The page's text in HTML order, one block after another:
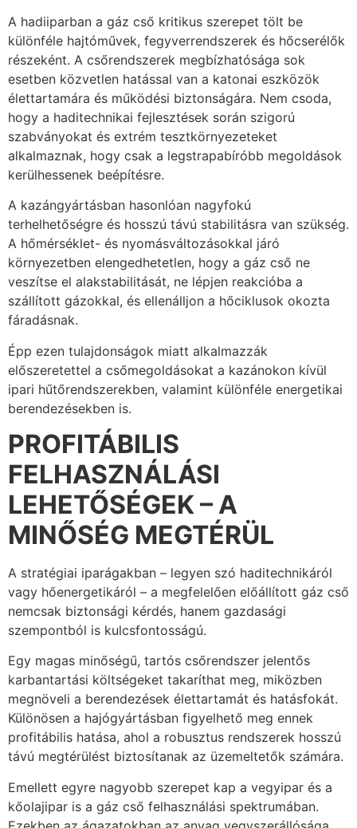
A hadiiparban a gáz cső kritikus szerepet tölt be
különféle hajtóművek, fegyverrendszerek és hőcserélők
részeként. A csőrendszerek megbízhatósága sok
esetben közvetlen hatással van a katonai eszközök
élettartamára és működési biztonságára. Nem csoda,
hogy a haditechnikai fejlesztések során szigorú
szabványokat és extrém tesztkörnyezeteket
alkalmaznak, hogy csak a legstrapabíróbb megoldások
kerülhessenek beépítésre.
A kazángyártásban hasonlóan nagyfokú
terhelhetőségre és hosszú távú stabilitásra van szükség.
A hőmérséklet- és nyomásváltozásokkal járó
környezetben elengedhetetlen, hogy a gáz cső ne
veszítse el alakstabilitását, ne lépjen reakcióba a
szállított gázokkal, és ellenálljon a hőciklusok okozta
fáradásnak.
Épp ezen tulajdonságok miatt alkalmazzák
előszeretettel a csőmegoldásokat a kazánokon kívül
ipari hűtőrendszerekben, valamint különféle energetikai
berendezésekben is.
PROFITÁBILIS
FELHASZNÁLÁSI
LEHETŐSÉGEK – A
MINŐSÉG MEGTÉRÜL
A stratégiai iparágakban – legyen szó haditechnikáról
vagy hőenergetikáról – a megfelelően előállított gáz cső
nemcsak biztonsági kérdés, hanem gazdasági
szempontból is kulcsfontosságú.
Egy magas minőségű, tartós csőrendszer jelentős
karbantartási költségeket takaríthat meg, miközben
megnöveli a berendezések élettartamát és hatásfokát.
Különösen a hajógyártásban figyelhető meg ennek
profitábilis hatása, ahol a robusztus rendszerek hosszú
távú megtérülést biztosítanak az üzemeltetők számára.
Emellett egyre nagyobb szerepet kap a vegyipar és a
kőolajipar is a gáz cső felhasználási spektrumában.